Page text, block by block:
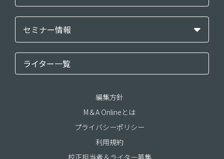
セミナー情報
ライター一覧
編集方針
M＆A Onlineとは
プライバシーポリシー
利用規約
校正担当者＆ライター募集